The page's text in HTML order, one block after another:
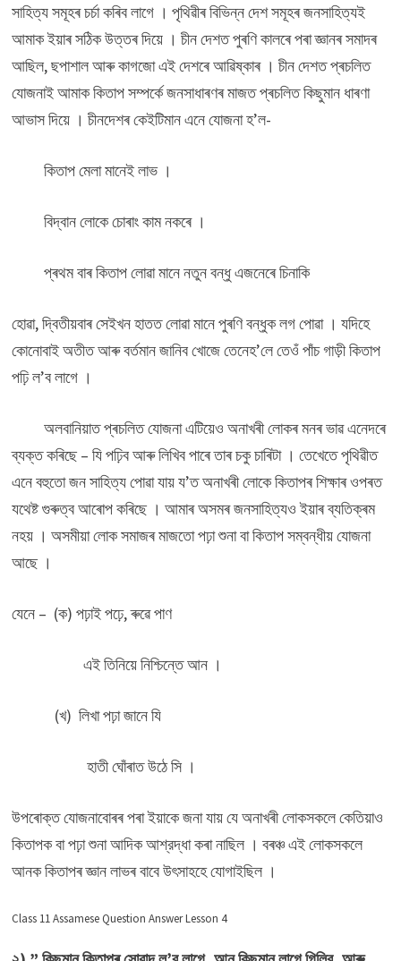
সাহিত্য সমূহৰ চৰ্চা কৰিব লাগে । পৃথিৱীৰ বিভিন্ন দেশ সমূহৰ জনসাহিত্যই
আমাক ইয়াৰ সঠিক উত্তৰ দিয়ে । চীন দেশত পুৰণি কালৰে পৰা জ্ঞানৰ সমাদৰ
আছিল, ছপাশাল আৰু কাগজো এই দেশৰে আৱিষ্কাৰ । চীন দেশত প্ৰচলিত
যোজনাই আমাক কিতাপ সম্পৰ্কে জনসাধাৰণৰ মাজত প্ৰচলিত কিছুমান ধাৰণা
আভাস দিয়ে । চীনদেশৰ কেইটিমান এনে যোজনা হ’ল-
কিতাপ মেলা মানেই লাভ ।
বিদ্বান লোকে চোৰাং কাম নকৰে ।
প্ৰথম বাৰ কিতাপ লোৱা মানে নতুন বন্ধু এজনেৰে চিনাকি
হোৱা, দ্বিতীয়বাৰ সেইখন হাতত লোৱা মানে পুৰণি বন্ধুক লগ পোৱা । যদিহে
কোনোবাই অতীত আৰু বৰ্তমান জানিব খোজে তেনেহ’লে তেওঁ পাঁচ গাড়ী কিতাপ
পঢ়ি ল’ব লাগে ।
অলবানিয়াত প্ৰচলিত যোজনা এটিয়েও অনাখৰী লোকৰ মনৰ ভাৱ এনেদৰে
ব্যক্ত কৰিছে – যি পঢ়িব আৰু লিখিব পাৰে তাৰ চকু চাৰিটা । তেখেতে পৃথিৱীত
এনে বহুতো জন সাহিত্য পোৱা যায় য’ত অনাখৰী লোকে কিতাপৰ শিক্ষাৰ ওপৰত
যথেষ্ট গুৰুত্ব আৰোপ কৰিছে । আমাৰ অসমৰ জনসাহিত্যও ইয়াৰ ব্যতিক্ৰম
নহয় । অসমীয়া লোক সমাজৰ মাজতো পঢ়া শুনা বা কিতাপ সম্বন্ধীয় যোজনা
আছে ।
যেনে – (ক) পঢ়াই পঢ়ে, ৰুৱে পাণ
এই তিনিয়ে নিশ্চিন্তে আন ।
(খ) লিখা পঢ়া জানে যি
হাতী ঘোঁৰাত উঠে সি ।
উপৰোক্ত যোজনাবোৰৰ পৰা ইয়াকে জনা যায় যে অনাখৰী লোকসকলে কেতিয়াও
কিতাপক বা পঢ়া শুনা আদিক আশ্রদ্ধা কৰা নাছিল । বৰঞ্চ এই লোকসকলে
আনক কিতাপৰ জ্ঞান লাভৰ বাবে উৎসাহহে যোগাইছিল ।
Class 11 Assamese Question Answer Lesson 4